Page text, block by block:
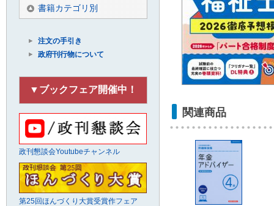
関連商品
書籍カテゴリ別
注文の手引き
政府刊行物について
▼ブックフェア開催中！
政刊懇談会Youtubeチャンネル
第25回ほんづくり大賞受賞作フェア